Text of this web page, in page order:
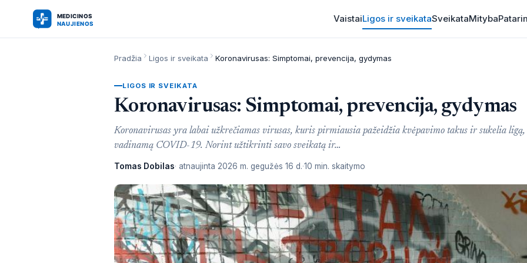
VaistaiLigos ir sveikataSveikataMityba
Pradžia Ligos ir sveikata Koronavirusas: Simptomai, prevencija, gydymas
LIGOS IR SVEIKATA
Koronavirusas: Simptomai, prevencija, gydymas
Koronavirusas yra labai užkrečiamas virusas, kuris pirmiausia pažeidžia kvėpavimo takus ir sukelia ligą,
vadinamą COVID-19. Norint užtikrinti savo sveikatą ir…
Tomas Dobilas atnaujinta 2026 m. gegužės 16 d. 10 min. skaitymo